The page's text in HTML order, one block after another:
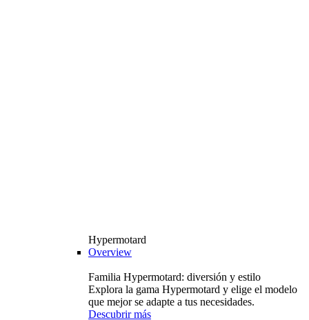
Hypermotard
Overview
Familia Hypermotard: diversión y estilo
Explora la gama Hypermotard y elige el modelo
que mejor se adapte a tus necesidades.
Descubrir más